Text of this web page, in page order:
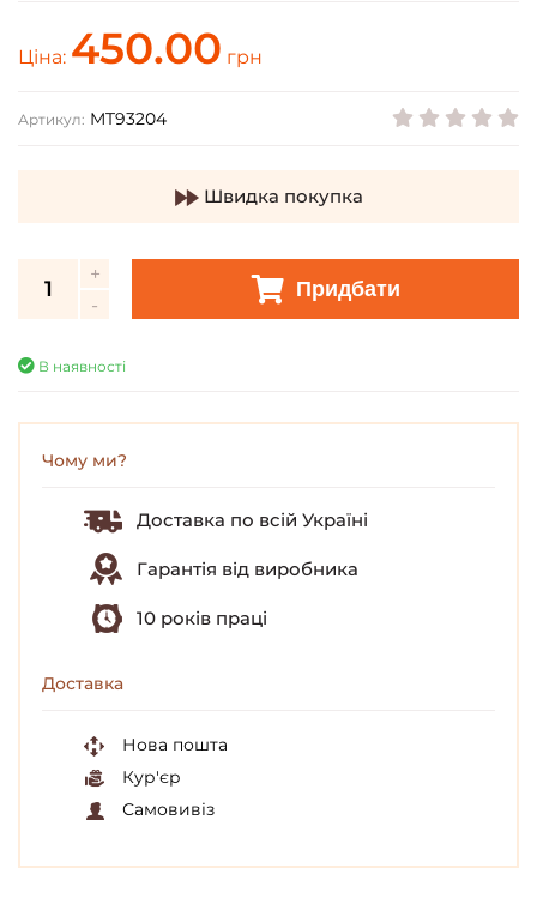
Ціна: 450.00 грн
Артикул: MT93204
Швидка покупка
Придбати
В наявності
Чому ми?
Доставка по всій Україні
Гарантія від виробника
10 років праці
Доставка
Нова пошта
Кур'єр
Самовивіз